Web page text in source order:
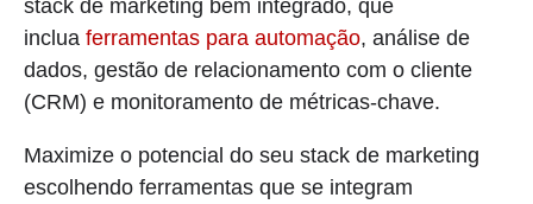
stack de marketing bem integrado, que
inclua ferramentas para automação, análise de
dados, gestão de relacionamento com o cliente
(CRM) e monitoramento de métricas-chave.
Maximize o potencial do seu stack de marketing
escolhendo ferramentas que se integram